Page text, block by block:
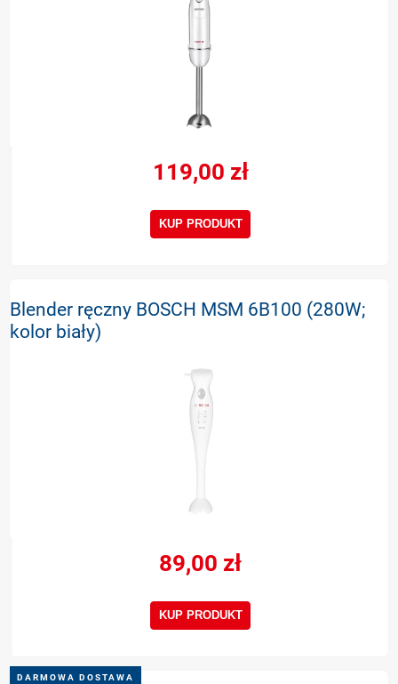
119,00 zł
KUP PRODUKT
Blender ręczny BOSCH MSM 6B100 (280W;
kolor biały)
89,00 zł
KUP PRODUKT
DARMOWA DOSTAWA